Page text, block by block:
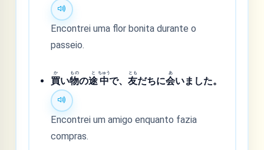
Encontrei uma flor bonita durante o
passeio.
買
か
い物
もの
の途
と
中
ちゅう
で、友
とも
だちに会
あ
いました。
Encontrei um amigo enquanto fazia
compras.